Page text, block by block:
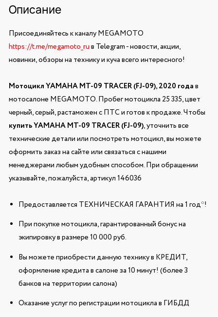
Описание
Присоединяйтесь к каналу MEGAMOTO
https://t.me/megamoto_ruв Telegram - новости, акции,
новинки, обзоры на технику и куча всего интересного!
Мотоцикл YAMAHA MT-09 TRACER (FJ-09), 2020 годав
мотосалоне MEGAMOTO. Пробег мотоцикла 25 335, цвет
черный, серый, растаможен с ПТС и готов к продаже. Чтобы
купить YAMAHA MT-09 TRACER (FJ-09), уточнить все
технические детали или посмотреть мотоцикл, вы можете
оформить заказ на сайте или связаться с нашими
менеджерами любым удобным способом. При обращении
указывайте, пожалуйста, артикул 146036
Предоставляется ТЕХНИЧЕСКАЯ ГАРАНТИЯ на 1 год*!
При покупке мотоцикла, гарантированный бонус на
экипировку в размере 10 000 руб.
Вы можете приобрести данную технику в КРЕДИТ,
оформление кредита в салоне за 10 минут! (более 3
банков на территории салона)
Оказание услуг по регистрации мотоцикла в ГИБДД